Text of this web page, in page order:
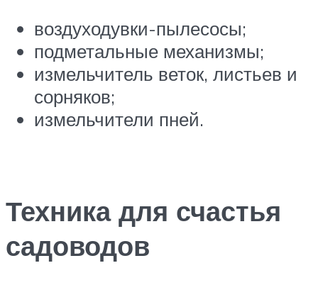
воздуходувки-пылесосы;
подметальные механизмы;
измельчитель веток, листьев и
сорняков;
измельчители пней.
Техника для счастья
садоводов